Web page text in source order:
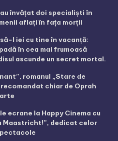
învățat doi specialiști în
aflați în fața morții
l iei cu tine în vacanță:
în cea mai frumoasă
ascunde un secret mortal.
romanul „Stare de
chiar de Oprah
ecrane la Happy Cinema cu
Maastricht!”, dedicat celor